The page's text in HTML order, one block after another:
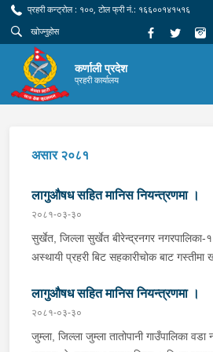
प्रहरी कन्ट्रोल : १००, टोल फ्री नं.: १६६००१४१५१६
कर्णाली प्रदेश
प्रहरी कार्यालय
असार २०८१
लागुऔषध सहित मानिस नियन्त्रणमा ।
२०८१-०३-३०
सुर्खेत, जिल्ला सुर्खेत बीरेन्द्रनगर नगरपालिका-
अस्थायी प्रहरी बिट सहकारीचोक बाट गस्तीमा
अटोमा सवार बीरेन्द्रनगर नगरपालिका-५ बस्ने
साथबाट लागुऔषध ब्राउनसुगर जस्तो देखिने
(नापतौल गर्दा १ ग्राम) धुलो पदार्थ सहित
लागुऔषध सहित मानिस नियन्त्रणमा ।
२०८१-०३-३०
जुम्ला, जिल्ला जुम्ला तातोपानी गाउँपालिका